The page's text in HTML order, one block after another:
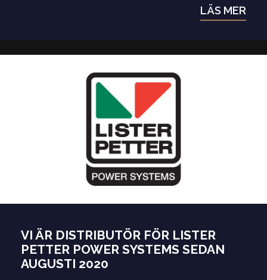
LÄS MER
VI ÄR DISTRIBUTÖR FÖR LISTER
PETTER POWER SYSTEMS SEDAN
AUGUSTI 2020